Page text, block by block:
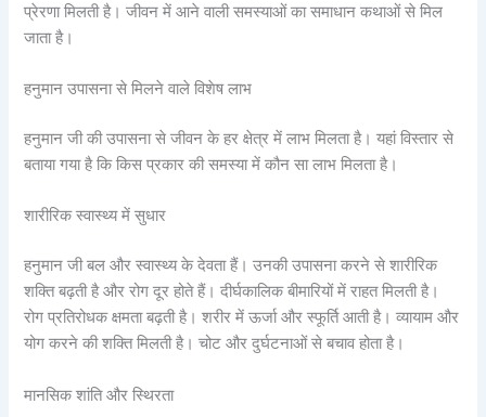
प्रेरणा मिलती है। जीवन में आने वाली समस्याओं का समाधान कथाओं से मिल
जाता है।
हनुमान उपासना से मिलने वाले विशेष लाभ
हनुमान जी की उपासना से जीवन के हर क्षेत्र में लाभ मिलता है। यहां विस्तार से
बताया गया है कि किस प्रकार की समस्या में कौन सा लाभ मिलता है।
शारीरिक स्वास्थ्य में सुधार
हनुमान जी बल और स्वास्थ्य के देवता हैं। उनकी उपासना करने से शारीरिक
शक्ति बढ़ती है और रोग दूर होते हैं। दीर्घकालिक बीमारियों में राहत मिलती है।
रोग प्रतिरोधक क्षमता बढ़ती है। शरीर में ऊर्जा और स्फूर्ति आती है। व्यायाम और
योग करने की शक्ति मिलती है। चोट और दुर्घटनाओं से बचाव होता है।
मानसिक शांति और स्थिरता